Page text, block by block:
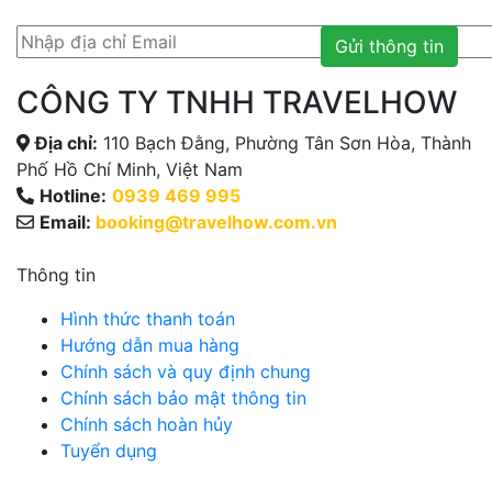
Gửi thông tin
CÔNG TY TNHH TRAVELHOW
Địa chỉ: 110 Bạch Đằng, Phường Tân Sơn Hòa, Thành
Phố Hồ Chí Minh, Việt Nam
Hotline: 0939 469 995
Email: booking@travelhow.com.vn
Thông tin
Hình thức thanh toán
Hướng dẫn mua hàng
Chính sách và quy định chung
Chính sách bảo mật thông tin
Chính sách hoàn hủy
Tuyển dụng